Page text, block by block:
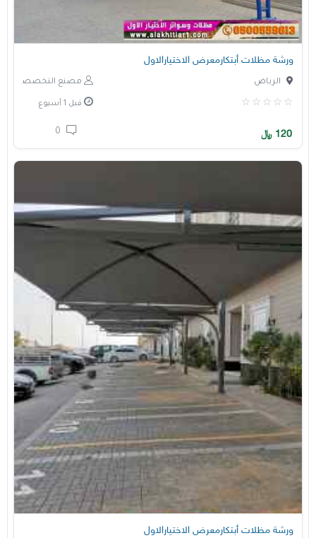
ورشة مظلات أبتكارمعرض الاختيارالاول
مصنع التخصصي الرياض
قبل 1 أسبوع
120 ﷼
ورشة مظلات أبتكارمعرض الاختيارالاول